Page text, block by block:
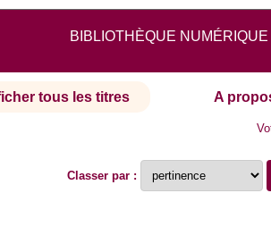
BIBLIOTHÈQUE
tous les titres A
Classer par :